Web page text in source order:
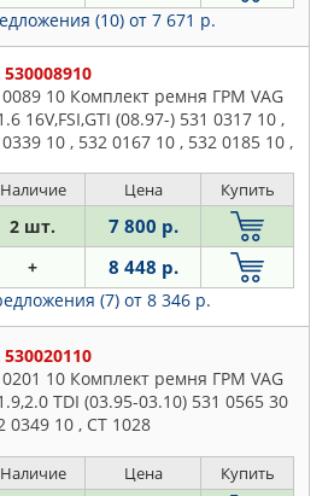
(10) от 7 671 р.
0089 10 Комплект ремня ГРМ VAG
16V,FSI,GTI (08.97-) 531 0317 10 ,
10 , 532 0167 10 , 532 0185 10 ,
Наличие Цена Купить
2 шт. 7 800 р.
+ 8 448 р.
(7) от 8 346 р.
0201 10 Комплект ремня ГРМ VAG
TDI (03.95-03.10) 531 0565 30
0349 10 , CT 1028
Наличие Цена Купить